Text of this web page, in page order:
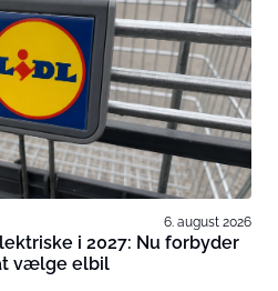
6. august 2026
i 2027: Nu forbyder
vælge elbil